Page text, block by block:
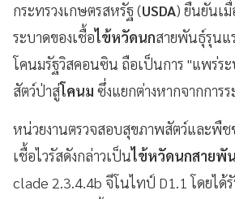
กระทรวงเกษตรสหรัฐ (USDA) ยืนยันเ
ระบาดของเชื้อไข้หวัดนกสายพันธุ์รุนแ
โคนมรัฐวิสคอนซิน ถือเป็นการ "แพร่ระ
สัตว์ป่าสู่โคนม ซึ่งแยกต่างหากจากการ
หน่วยงานตรวจสอบสุขภาพสัตว์และพืชข
เชื้อไวรัสดังกล่าวเป็นไข้หวัดนกสายพั
clade 2.3.4.4b จีโนไทป์ D1.1 โดยได้